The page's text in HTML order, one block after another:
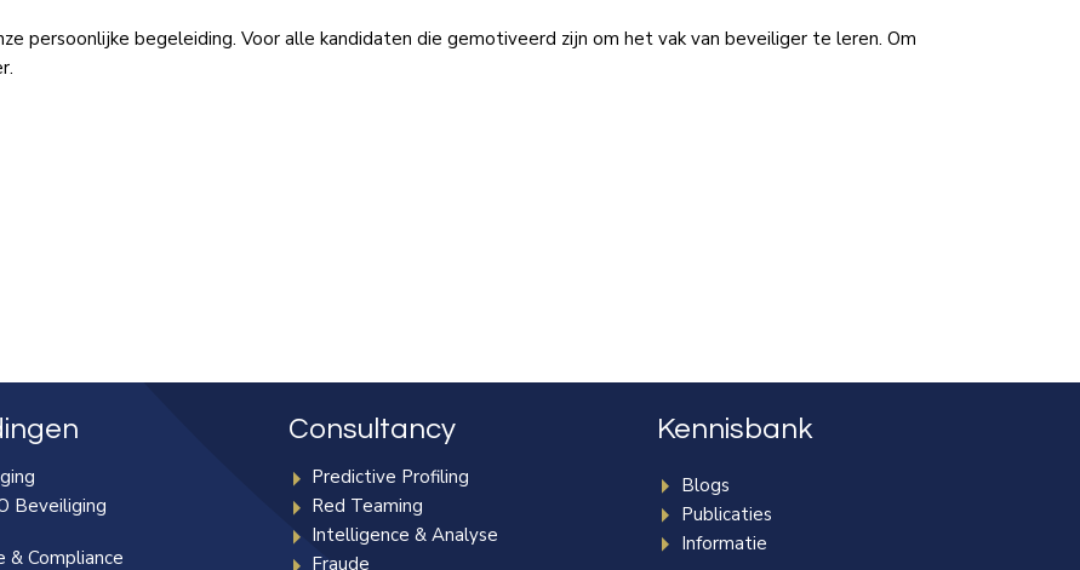
persoonlijke begeleiding. Voor alle kandidaten die gemotiveerd zijn om het vak van beveiliger te leren. Om
Beveiliging
& Compliance
Consultancy
Predictive Profiling
Red Teaming
Intelligence & Analyse
Fraude
Kennisbank
Blogs
Publicaties
Informatie